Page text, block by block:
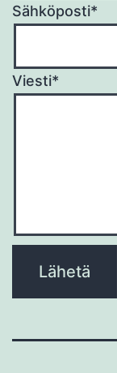
Sähköposti*
Viesti*
leave